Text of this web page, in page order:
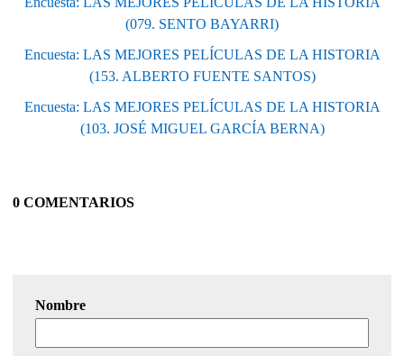
(079. SENTO BAYARRI)
Encuesta: LAS MEJORES PELÍCULAS DE LA HISTORIA
(153. ALBERTO FUENTE SANTOS)
Encuesta: LAS MEJORES PELÍCULAS DE LA HISTORIA
(103. JOSÉ MIGUEL GARCÍA BERNA)
0 COMENTARIOS
Nombre